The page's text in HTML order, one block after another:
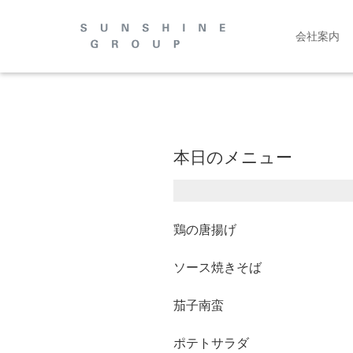
会社案内
本日のメニュー
鶏の唐揚げ
ソース焼きそば
茄子南蛮
ポテトサラダ